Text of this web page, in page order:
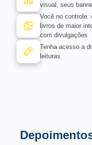
visual, seus
Você no controle:
livros de maior
com divulgações
Tenha acesso a
leituras.